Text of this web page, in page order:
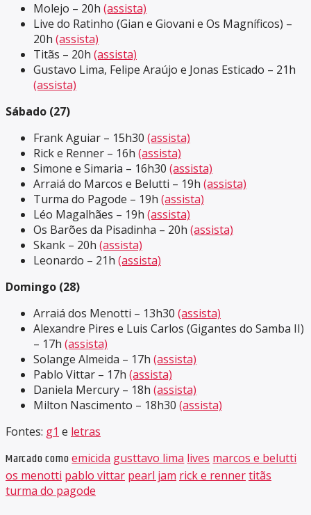
Molejo – 20h (assista)
Live do Ratinho (Gian e Giovani e Os Magníficos) –
20h (assista)
Titãs – 20h (assista)
Gustavo Lima, Felipe Araújo e Jonas Esticado – 21h
(assista)
Sábado (27)
Frank Aguiar – 15h30 (assista)
Rick e Renner – 16h (assista)
Simone e Simaria – 16h30 (assista)
Arraiá do Marcos e Belutti – 19h (assista)
Turma do Pagode – 19h (assista)
Léo Magalhães – 19h (assista)
Os Barões da Pisadinha – 20h (assista)
Skank – 20h (assista)
Leonardo – 21h (assista)
Domingo (28)
Arraiá dos Menotti – 13h30 (assista)
Alexandre Pires e Luis Carlos (Gigantes do Samba II)
– 17h (assista)
Solange Almeida – 17h (assista)
Pablo Vittar – 17h (assista)
Daniela Mercury – 18h (assista)
Milton Nascimento – 18h30 (assista)
Fontes: g1 e letras
Marcado comoemicida gusttavo lima lives marcos e belutti
os menotti pablo vittar pearl jam rick e rennertitãs
turma do pagode